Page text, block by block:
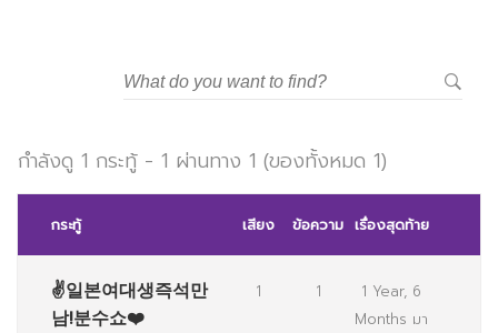
กำลังดู 1 กระทู้ - 1 ผ่านทาง 1 (ของทั้งหมด 1)
กระทู้ เสียง ข้อความ เรื่องสุดท้าย
✌일본여대생즉석만
남!분수쇼❤️
1 1
1 Year, 6
Months มา